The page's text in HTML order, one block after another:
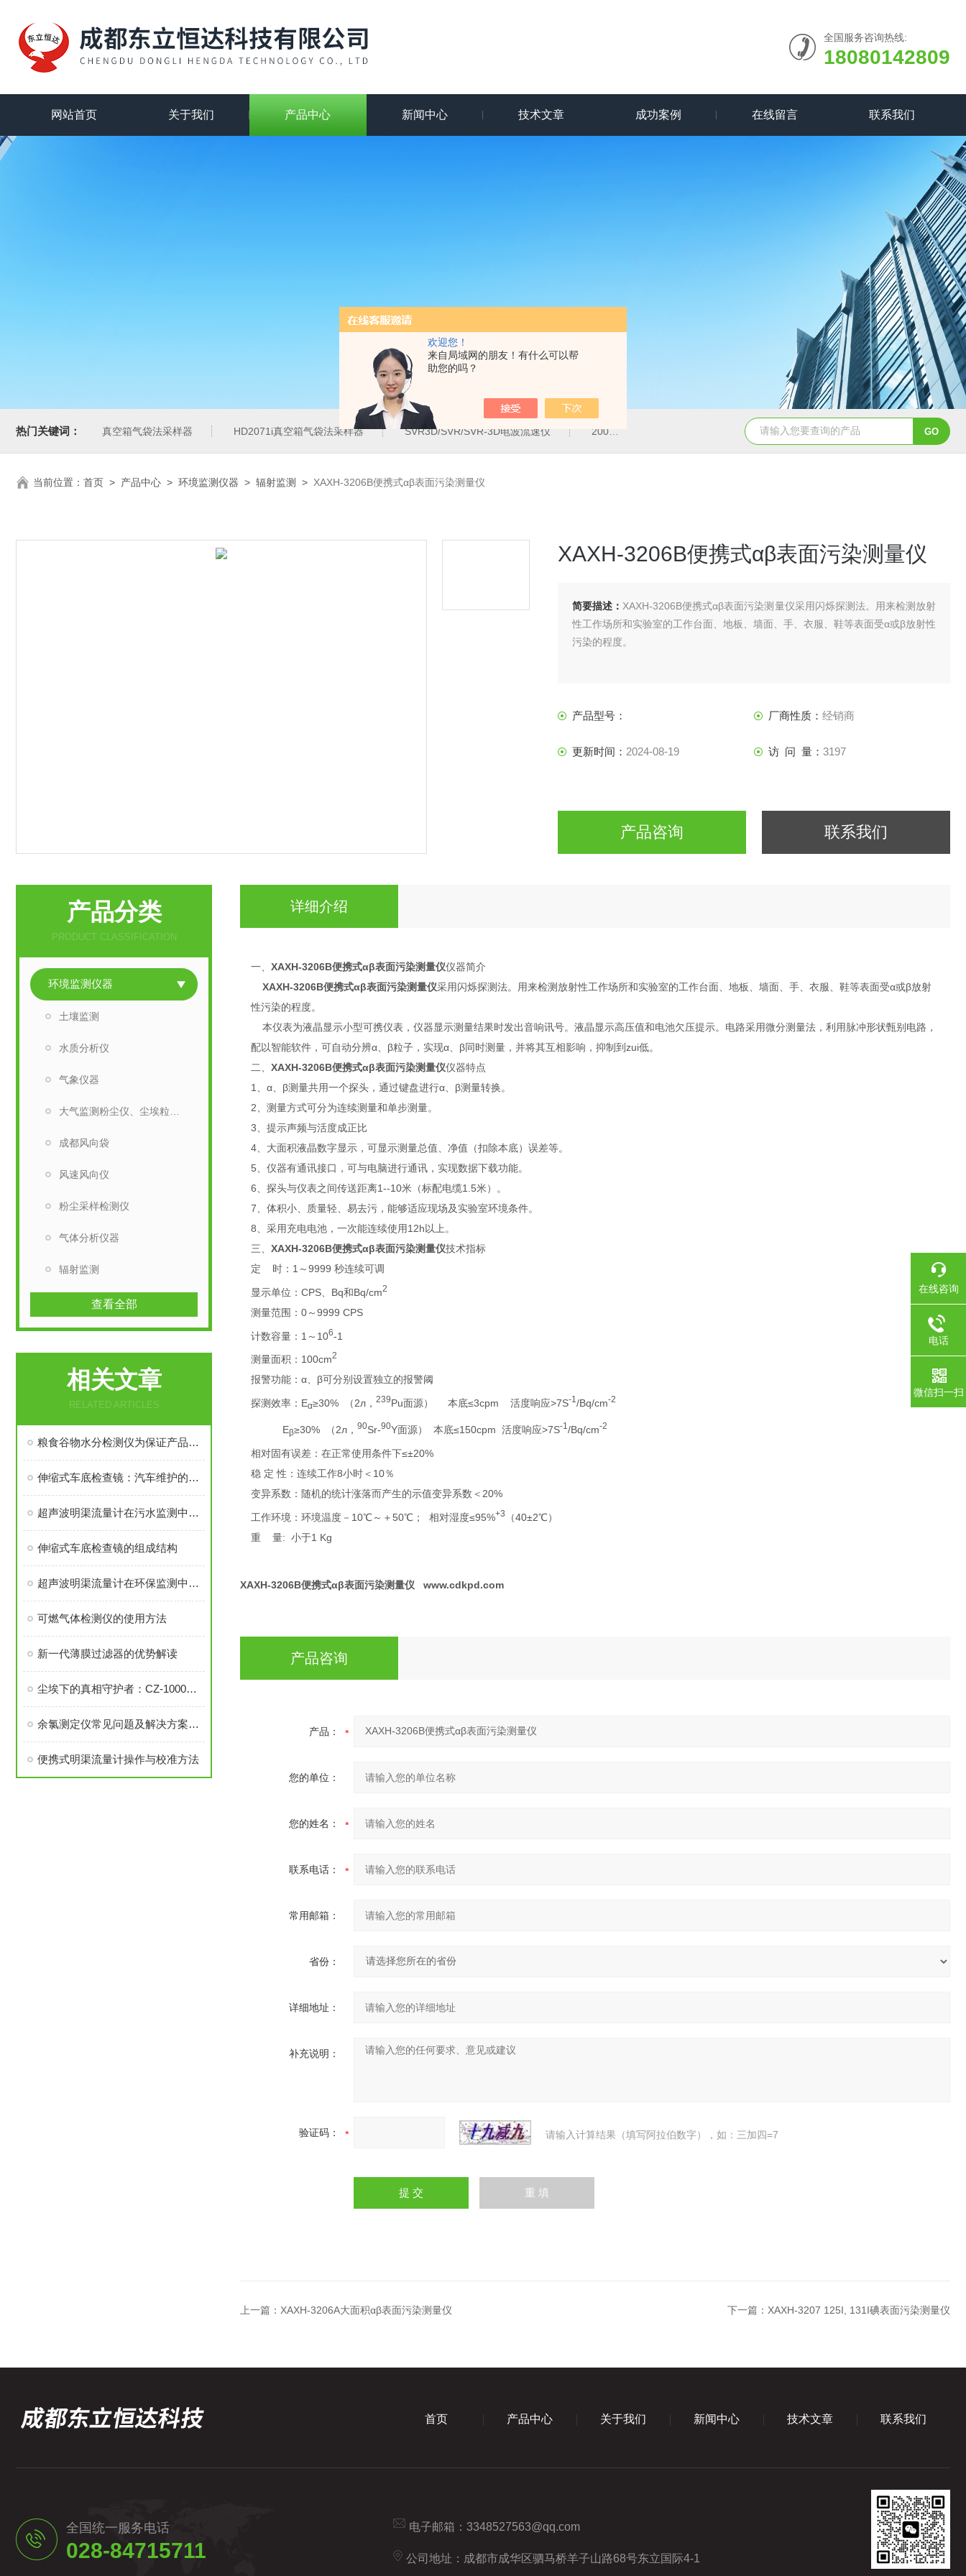
欢迎您！
来自局域网的朋友！有什么可以帮
助您的吗？
全国服务咨询热线:
18080142809
网站首页 关于我们 产品中心 新闻中心 技术文章 成功案例 在线留言 联系我们
热门关键词： 真空箱气袋法采样器 HD2071i真空箱气袋法采样器 SVR3D/SVR/SVR-3D电波流速仪 200M便携式水质重金属快速检测仪 CL650余氯测定仪 DHX-A便
当前位置： 首页 > 产品中心 > 环境监测仪器 > 辐射监测 > XAXH-3206B便携式αβ表面污染测量仪
XAXH-3206B便携式αβ表面污染测量仪
简要描述： XAXH-3206B便携式αβ表面污染测量仪采用闪烁探测法。用来检测放射
性工作场所和实验室的工作台面、地板、墙面、手、衣服、鞋等表面受α或β放射性
污染的程度。
产品型号： 厂商性质： 经销商
更新时间： 2024-08-19 访 问 量： 3197
产品咨询 联系我们
产品分类
PRODUCT CLASSIFICATION
环境监测仪器
土壤监测
水质分析仪
气象仪器
成都风向袋
风速风向仪
粉尘采样检测仪
气体分析仪器
辐射监测
查看全部
相关文章
RELATED ARTICLES
粮食谷物水分检测仪为保证产品质量和储存安全提供了有效手段
伸缩式车底检查镜：汽车维护的得力助手
超声波明渠流量计在污水监测中的精准使用与误差控制
伸缩式车底检查镜的组成结构
超声波明渠流量计在环保监测中的应用
可燃气体检测仪的使用方法
新一代薄膜过滤器的优势解读
尘埃下的真相守护者：CZ-1000粉尘检测直读仪的深度探索
余氯测定仪常见问题及解决方案：保障测量准确性的实用技巧
便携式明渠流量计操作与校准方法
详细介绍
一、 XAXH-3206B便携式αβ表面污染测量仪仪器简介
XAXH-3206B便携式αβ表面污染测量仪采用闪烁探测法。用来检测放射性工作场所和实验室的工作台面、地板、墙面、手、衣服、鞋等表面受α或β放射
性污染的程度。
本仪表为液晶显示小型可携仪表，仪器显示测量结果时发出音响讯号。液晶显示高压值和电池欠压提示。电路采用微分测量法，利用脉冲形状甄别电路，
配以智能软件，可自动分辨α、β粒子，实现α、β同时测量，并将其互相影响，抑制到zui低。
二、 XAXH-3206B便携式αβ表面污染测量仪仪器特点
1、α、β测量共用一个探头，通过键盘进行α、β测量转换。
2、测量方式可分为连续测量和单步测量。
3、提示声频与活度成正比
4、大面积液晶数字显示，可显示测量总值、净值（扣除本底）误差等。
5、仪器有通讯接口，可与电脑进行通讯，实现数据下载功能。
6、探头与仪表之间传送距离1--10米（标配电缆1.5米）。
7、体积小、质量轻、易去污，能够适应现场及实验室环境条件。
8、采用充电电池，一次能连续使用12h以上。
三、 XAXH-3206B便携式αβ表面污染测量仪技术指标
定 时：1～9999 秒连续可调
显示单位：CPS、Bq和Bq/cm2
测量范围：0～9999 CPS
计数容量：1～106-1
测量面积：100cm2
报警功能：α、β可分别设置独立的报警阈
探测效率：Eα≥30% （2л， 239Pu面源） 本底≤3cpm 活度响应>7S-1 /Bq/cm-2
Eβ≥30% （2л， 90Sr-90Y面源） 本底≤150cpm 活度响应>7S-1 /Bq/cm-2
相对固有误差：在正常使用条件下≤±20%
稳 定 性：连续工作8小时＜10％
变异系数：随机的统计涨落而产生的示值变异系数＜20%
工作环境：环境温度－10℃～＋50℃； 相对湿度≤95%+3
（40±2℃）
重 量: 小于1 Kg
XAXH-3206B便携式αβ表面污染测量仪 www.cdkpd.com
产品咨询
产品：
您的单位：
您的姓名：
联系电话：
常用邮箱：
省份：
详细地址：
补充说明：
验证码： 请输入计算结果（填写阿拉伯数字），如：三加四=7
上一篇： XAXH-3206A大面积αβ表面污染测量仪 下一篇： XAXH-3207 125I, 131I碘表面污染测量仪
首页 产品中心 关于我们 新闻中心 技术文章 联系我们
全国统一服务电话
028-84715711
电子邮箱： 3348527563@qq.com
公司地址：成都市成华区驷马桥羊子山路68号东立国际4-1
在线咨询
电话
微信扫一扫